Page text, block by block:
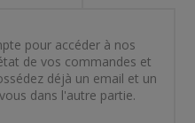
pour accéder à nos
de vos commandes et
déjà un email et un
dans l'autre partie.